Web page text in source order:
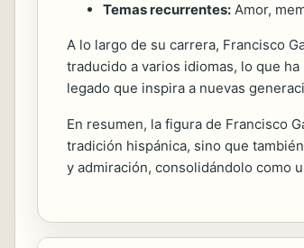
Temas recurrentes: Amor,
A lo largo de su carrera, Francisco
traducido a varios idiomas, lo que
legado que inspira a nuevas
En resumen, la figura de Francisco
tradición hispánica, sino que
y admiración, consolidándolo como